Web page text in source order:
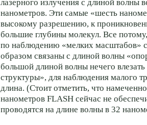
лазерного излучения с длиной волны
нанометров. Эти самые «шесть
высокому разрешению, к
большие глубины молекул. Все
по наблюдению «мелких масштабов»
образом связаны с длиной волны
большой длиной волны нечего влезать
структуры», для наблюдения малого
длина. (Стоит отметить, что
нанометров FLASH сейчас не
проводятся на длине волны в 32